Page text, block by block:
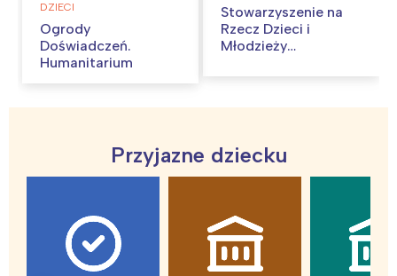
DZIECI
Ogrody
Doświadczeń.
Humanitarium
Stowarzyszenie na
Rzecz Dzieci i
Młodzieży
Przyjazne dziecku